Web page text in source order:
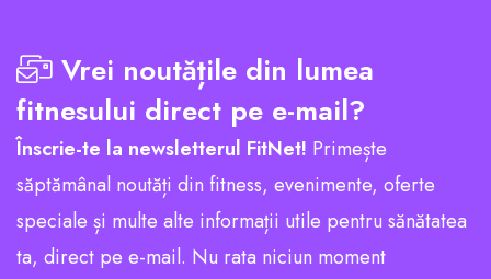
Vrei noutățile din lumea
fitnesului direct pe e-mail?
Înscrie-te la newsletterul FitNet! Primește
săptămânal noutăți din fitness, evenimente, oferte
speciale și multe alte informații utile pentru sănătatea
ta, direct pe e-mail. Nu rata niciun moment